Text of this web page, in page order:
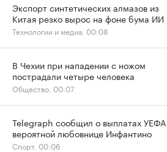
Экспорт синтетических алмазов из
Китая резко вырос на фоне бума ИИ
Технологии и медиа, 00:08
В Чехии при нападении с ножом
пострадали четыре человека
Общество, 00:07
Telegraph сообщил о выплатах УЕФА
вероятной любовнице Инфантино
Спорт, 00:06